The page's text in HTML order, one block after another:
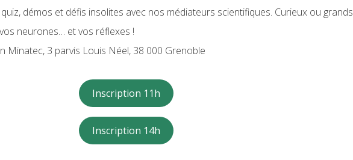
démos et défis insolites avec nos médiateurs scientifiques. Curieux ou grands
neurones… et vos réflexes !
Minatec, 3 parvis Louis Néel, 38 000 Grenoble
Inscription 11h
Inscription 14h